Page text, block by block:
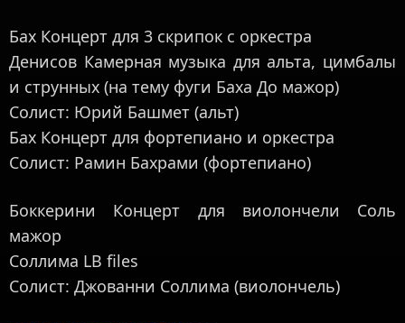
Бах Концерт для 3 скрипок с оркестра
Денисов Камерная музыка для альта, цимбалы
и струнных (на тему фуги Баха До мажор)
Солист: Юрий Башмет (альт)
Бах Концерт для фортепиано и оркестра
Солист: Рамин Бахрами (фортепиано)
Боккерини Концерт для виолончели Соль
мажор
Соллима LB files
Солист: Джованни Соллима (виолончель)